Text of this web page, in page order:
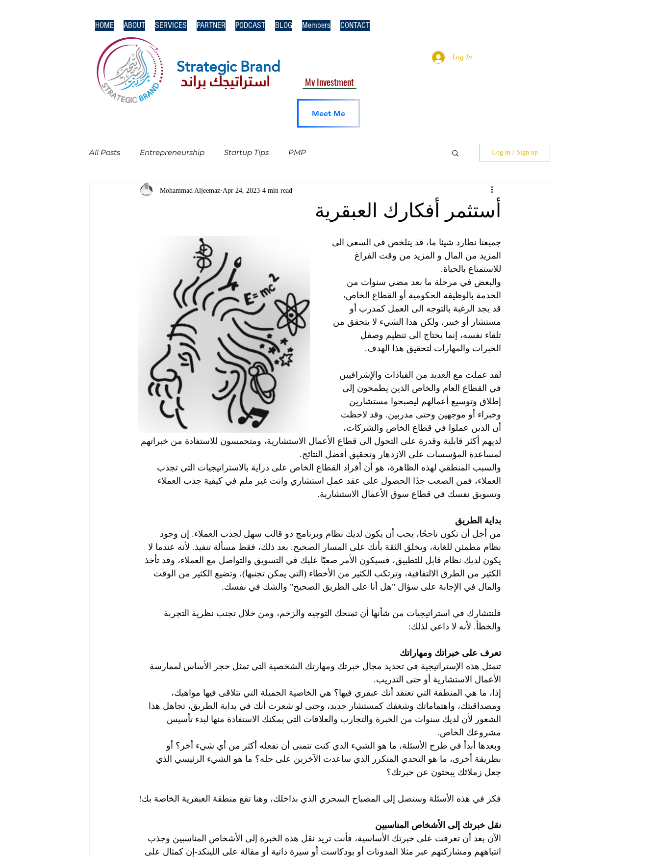
HOME ABOUT SERVICES PARTNER PODCAST BLOG Members CONTACT
Strategic​ Brand
استراتيجك براند My Investment
Meet Me
Log In
All Posts Entrepreneurship Startup Tips PMP Log in / Sign up
أستثمر أفكارك العبقرية
Mohammad Aljeemaz Apr 24, 2023 4 min read
جميعنا نطارد شيئا ما، قد يتلخص في السعي الى
المزيد من المال و المزيد من وقت الفراغ
للاستمتاع بالحياة.
والبعض في مرحلة ما بعد مضي سنوات من
الخدمة بالوظيفة الحكومية أو القطاع الخاص،
قد يجد الرغبة بالتوجه الى العمل كمدرب أو
مستشار أو خبير، ولكن هذا الشيء لا يتحقق من
تلقاء نفسه، إنما يحتاج الى تنظيم وصقل
الخبرات والمهارات لتحقيق هذا الهدف.
لقد عملت مع العديد من القيادات والإشرافيين
في القطاع العام والخاص الذين يطمحون إلى
إطلاق وتوسيع أعمالهم ليصبحوا مستشارين
وخبراء أو موجهين وحتى مدربين. وقد لاحظت
أن الذين عملوا في قطاع الخاص والشركات،
لديهم أكثر قابلية وقدرة على التحول الى قطاع الأعمال الاستشارية، ومتحمسون للاستفادة من خبراتهم
لمساعدة المؤسسات على الازدهار وتحقيق أفضل النتائج.
والسبب المنطقي لهذه الظاهرة، هو أن أفراد القطاع الخاص على دراية بالاستراتيجيات التي تجذب
العملاء، فمن الصعب جدًا الحصول على عقد عمل استشاري وانت غير ملم في كيفية جذب العملاء
وتسويق نفسك في قطاع سوق الأعمال الاستشارية.
بداية الطريق
من أجل أن تكون ناجحًا، يجب أن يكون لديك نظام وبرنامج ذو قالب سهل لجذب العملاء. إن وجود
نظام مطمئن للغاية، ويخلق الثقة بأنك على المسار الصحيح. بعد ذلك، فقط مسألة تنفيذ. لأنه عندما لا
يكون لديك نظام قابل للتطبيق، فسيكون الأمر صعبًا عليك في التسويق والتواصل مع العملاء، وقد تأخذ
الكثير من الطرق الالتفافية، وترتكب الكثير من الأخطاء (التي يمكن تجنبها)، وتضيع الكثير من الوقت
والمال في الإجابة على سؤال "هل أنا على الطريق الصحيح" والشك في نفسك.
فلنتشارك في استراتيجيات من شأنها أن تمنحك التوجيه والزخم، ومن خلال تجنب نظرية التجربة
والخطأ. لأنه لا داعي لذلك:
تعرف على خبراتك ومهاراتك
تتمثل هذه الإستراتيجية في تحديد مجال خبرتك ومهارتك الشخصية التي تمثل حجر الأساس لممارسة
الأعمال الاستشارية أو حتى التدريب.
إذا، ما هي المنطقة التي تعتقد أنك عبقري فيها؟ هي الخاصية الجميلة التي تتلاقى فيها مواهبك،
ومصداقيتك، واهتماماتك وشغفك كمستشار جديد، وحتى لو شعرت أنك في بداية الطريق، تجاهل هذا
الشعور لأن لديك سنوات من الخبرة والتجارب والعلاقات التي يمكنك الاستفادة منها لبدء تأسيس
مشروعك الخاص.
وبعدها أبدأ في طرح الأسئلة، ما هو الشيء الذي كنت تتمنى أن تفعله أكثر من أي شيء أخر؟ أو
بطريقة أخرى، ما هو التحدي المتكرر الذي ساعدت الآخرين على حله؟ ما هو الشيء الرئيسي الذي
جعل زملائك يبحثون عن خبرتك؟
فكر في هذه الأسئلة وستصل إلى المصباح السحري الذي بداخلك، وهنا تقع منطقة العبقرية الخاصة بك!
نقل خبرتك إلى الأشخاص المناسبين
الآن بعد أن تعرفت على خبرتك الأساسية، فأنت تريد نقل هذه الخبرة إلى الأشخاص المناسبين وجذب
انتباههم ومشاركتهم عبر مثلا المدونات أو بودكاست أو سيرة ذاتية أو مقالة على اللينكد-إن كمثال على